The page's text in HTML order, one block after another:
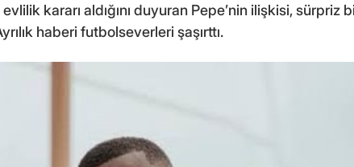
kararı aldığını duyuran Pepe’nin ilişkisi, sürpriz
haberi futbolseverleri şaşırttı.